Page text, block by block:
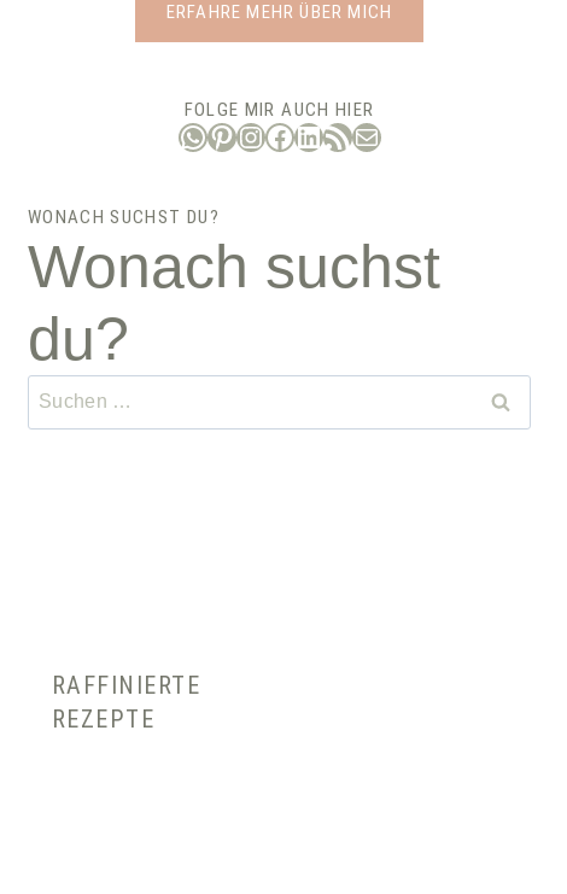
ERFAHRE MEHR ÜBER MICH
FOLGE MIR AUCH HIER
WhatsApp
Pinterest
Instagram
Facebook
LinkedIn
RSS-Feed
E-Mail
WONACH SUCHST DU?
Wonach suchst
du?
Suchen
nach:
RAFFINIERTE
REZEPTE